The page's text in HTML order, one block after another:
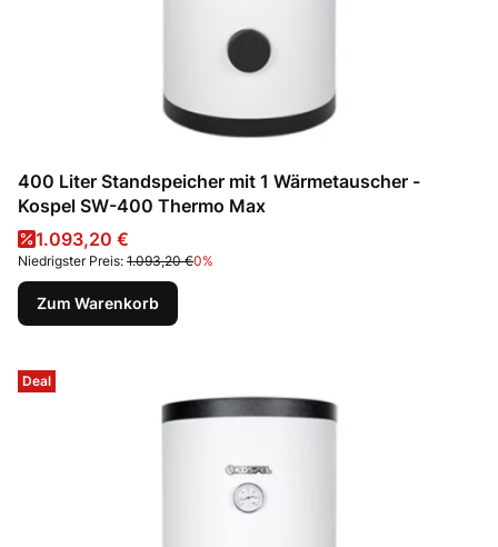
400 Liter Standspeicher mit 1 Wärmetauscher -
Kospel SW-400 Thermo Max
Aktionspreis
1.093,20 €
Niedrigster Preis: 1.093,20 €0%
Zum Warenkorb
Deal